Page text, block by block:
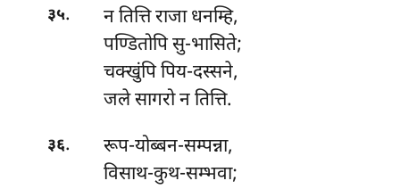
३५.
न तित्ति राजा धनम्हि,
पण्डितोपि सु-भासिते;
चक्खुंपि पिय-दस्सने,
जले सागरो न तित्ति.
३६.
रूप-योब्बन-सम्पन्ना,
विसाथ-कुथ-सम्भवा;